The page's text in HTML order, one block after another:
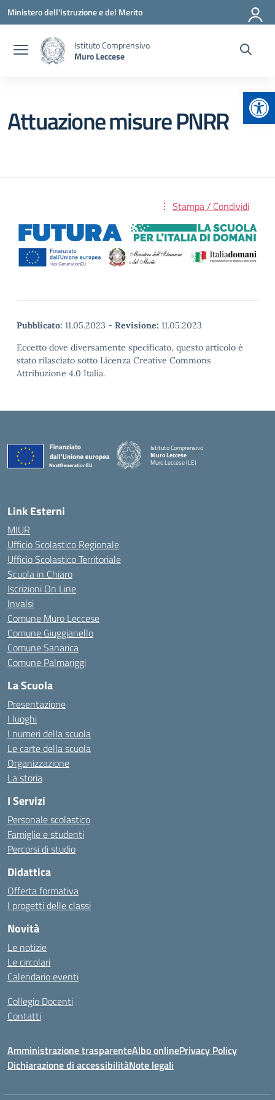
Vai ai contenuti
Vai al menu di navigazione
Vai al footer
Ministero dell'Istruzione e del Merito
Istituto Comprensivo
Muro Leccese
Attuazione misure PNRR
Stampa / Condividi
Pubblicato: 11.05.2023 - Revisione: 11.05.2023
Eccetto dove diversamente specificato, questo articolo è
stato rilasciato sotto Licenza Creative Commons
Attribuzione 4.0 Italia.
Istituto Comprensivo
Muro Leccese
Muro Leccese (LE)
Link Esterni
MIUR
Ufficio Scolastico Regionale
Ufficio Scolastico Territoriale
Scuola in Chiaro
Iscrizioni On Line
Invalsi
Comune Muro Leccese
Comune Giuggianello
Comune Sanarica
Comune Palmariggi
La Scuola
Presentazione
I luoghi
I numeri della scuola
Le carte della scuola
Organizzazione
La storia
I Servizi
Personale scolastico
Famiglie e studenti
Percorsi di studio
Didattica
Offerta formativa
I progetti delle classi
Novità
Le notizie
Le circolari
Calendario eventi
Collegio Docenti
Contatti
Amministrazione trasparenteAlbo onlinePrivacy Policy
Dichiarazione di accessibilitàNote legali